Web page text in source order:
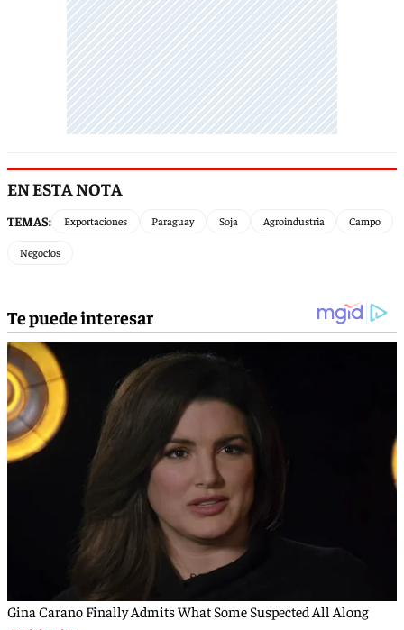
EN ESTA NOTA
TEMAS: Exportaciones Paraguay Soja Agroindustria Campo
Negocios